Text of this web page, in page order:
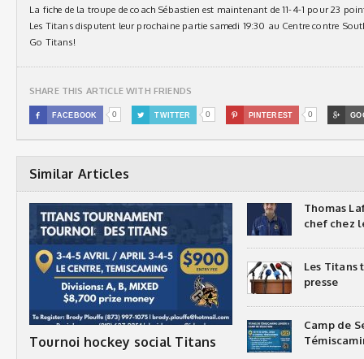
La fiche de la troupe de coach Sébastien est maintenant de 11-4-1 pour 23
Les Titans disputent leur prochaine partie samedi 19:30 au Centre contre
Go Titans!
SHARE THIS ARTICLE WITH FRIENDS
 FACEBOOK 0  TWITTER 0  PINTEREST 0 
Similar Articles
Tournoi hockey social Titans
Thomas
chef chez
Les Titans
presse
Camp de